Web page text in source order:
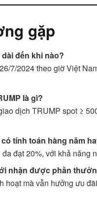
gặp
đến khi nào?
7/2024 theo giờ Việt
là gì?
dịch TRUMP spot ≥
tính toán hàng năm
đạt 20%, với khả năng
nhận được phần
hoạt mà vẫn hưởng ưu